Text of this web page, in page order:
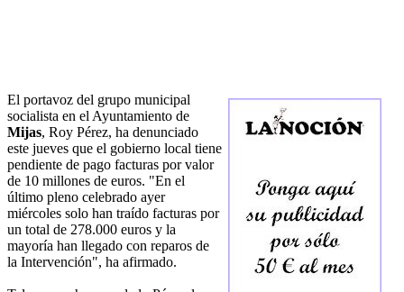
El portavoz del grupo municipal
socialista en el Ayuntamiento de
Mijas, Roy Pérez, ha denunciado
este jueves que el gobierno local tiene
pendiente de pago facturas por valor
de 10 millones de euros. "En el
último pleno celebrado ayer
miércoles solo han traído facturas por
un total de 278.000 euros y la
mayoría han llegado con reparos de
la Intervención", ha afirmado.